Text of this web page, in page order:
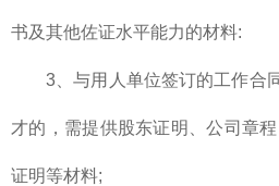
书及其他佐证水平能力的材料:
3、与用人单位签订的工作合
才的，需提供股东证明、公司章
证明等材料;